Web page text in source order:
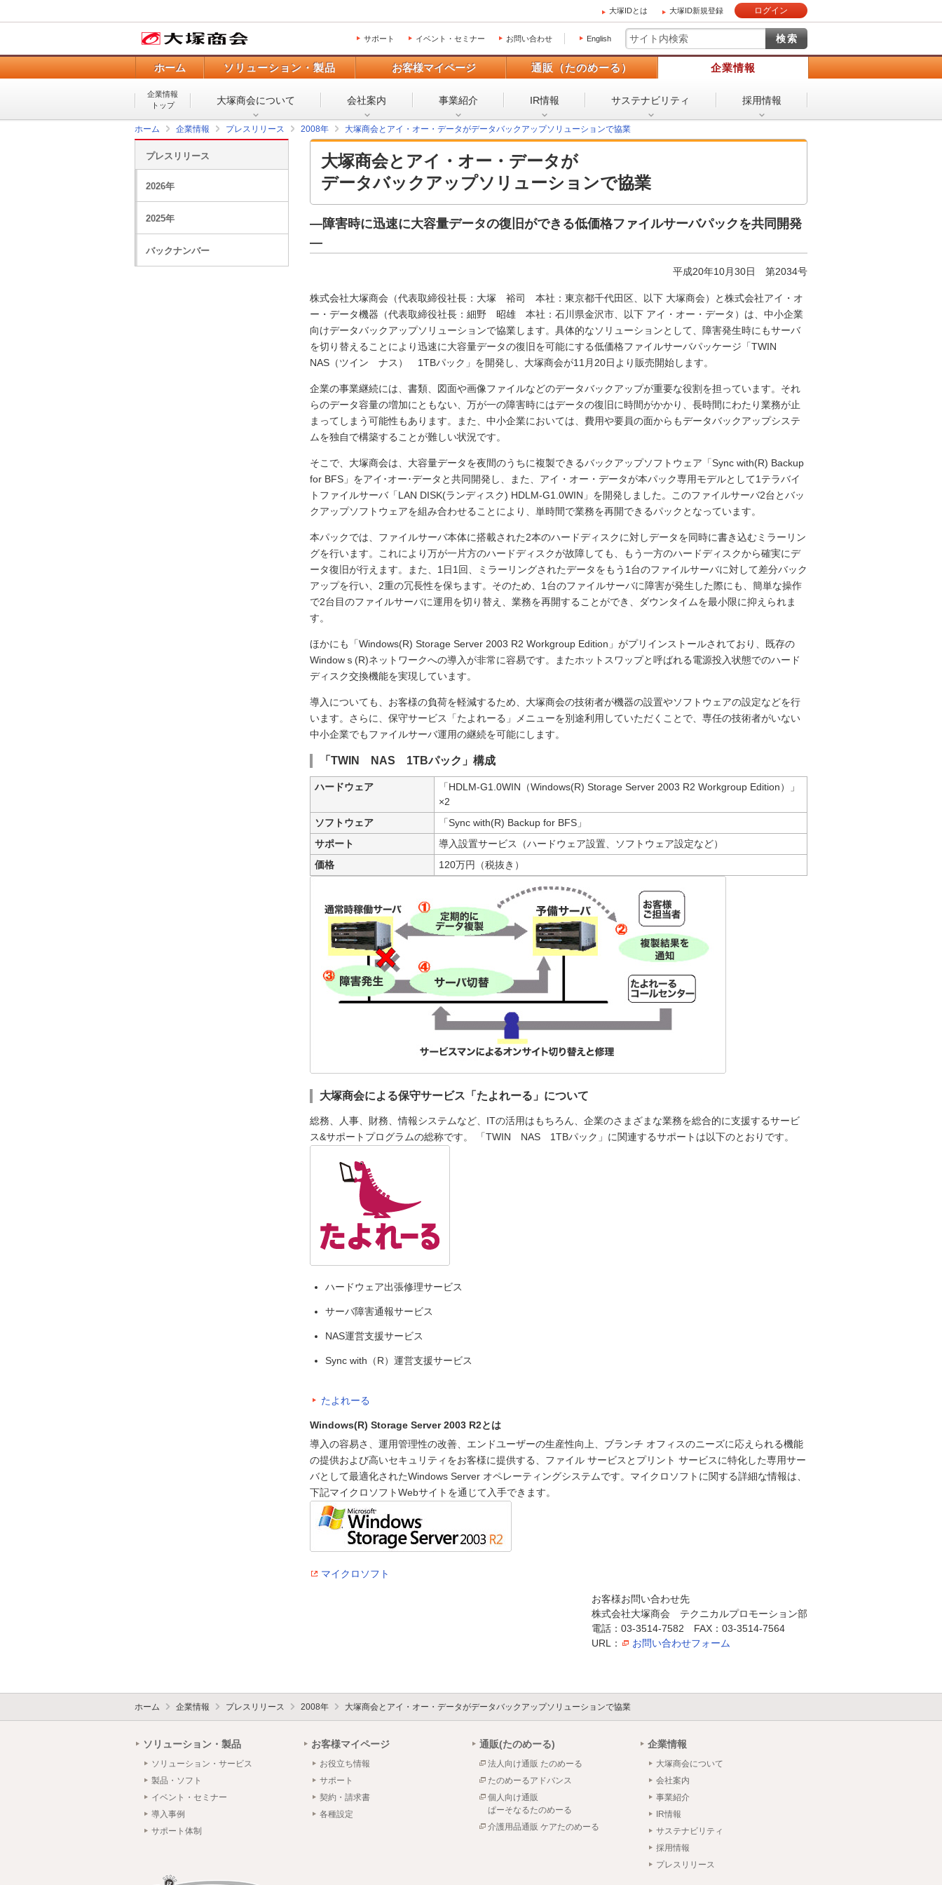
大塚IDとは 大塚ID新規登録 ログイン
サポート イベント・セミナー お問い合わせ English
ホーム ソリューション・製品 お客様マイページ 通販（たのめーる） 企業情報
企業情報
トップ
大塚商会について 会社案内 事業紹介 IR情報 サステナビリティ 採用情報
ホーム 企業情報 プレスリリース 2008年 大塚商会とアイ・オー・データがデータバックアップソリューションで協業
大塚商会とアイ・オー・データが
データバックアップソリューションで協業
―障害時に迅速に大容量データの復旧ができる低価格ファイルサーバパックを共同開発
―
平成20年10月30日 第2034号
株式会社大塚商会（代表取締役社長：大塚 裕司 本社：東京都千代田区、以下 大塚商会）と株式会社アイ・オ
ー・データ機器（代表取締役社長：細野 昭雄 本社：石川県金沢市、以下 アイ・オー・データ）は、中小企業
向けデータバックアップソリューションで協業します。具体的なソリューションとして、障害発生時にもサーバ
を切り替えることにより迅速に大容量データの復旧を可能にする低価格ファイルサーバパッケージ「TWIN
NAS（ツイン ナス） 1TBパック」を開発し、大塚商会が11月20日より販売開始します。
企業の事業継続には、書類、図面や画像ファイルなどのデータバックアップが重要な役割を担っています。それ
らのデータ容量の増加にともない、万が一の障害時にはデータの復旧に時間がかかり、長時間にわたり業務が止
まってしまう可能性もあります。また、中小企業においては、費用や要員の面からもデータバックアップシステ
ムを独自で構築することが難しい状況です。
そこで、大塚商会は、大容量データを夜間のうちに複製できるバックアップソフトウェア「Sync with(R) Backup
for BFS」をアイ･オー･データと共同開発し、また、アイ・オー・データが本パック専用モデルとして1テラバイ
トファイルサーバ「LAN DISK(ランディスク) HDLM-G1.0WIN」を開発しました。このファイルサーバ2台とバッ
クアップソフトウェアを組み合わせることにより、単時間で業務を再開できるパックとなっています。
本パックでは、ファイルサーバ本体に搭載された2本のハードディスクに対しデータを同時に書き込むミラーリン
グを行います。これにより万が一片方のハードディスクが故障しても、もう一方のハードディスクから確実にデ
ータ復旧が行えます。また、1日1回、ミラーリングされたデータをもう1台のファイルサーバに対して差分バック
アップを行い、2重の冗長性を保ちます。そのため、1台のファイルサーバに障害が発生した際にも、簡単な操作
で2台目のファイルサーバに運用を切り替え、業務を再開することができ、ダウンタイムを最小限に抑えられま
す。
ほかにも「Windows(R) Storage Server 2003 R2 Workgroup Edition」がプリインストールされており、既存の
Windowｓ(R)ネットワークへの導入が非常に容易です。またホットスワップと呼ばれる電源投入状態でのハード
ディスク交換機能を実現しています。
導入についても、お客様の負荷を軽減するため、大塚商会の技術者が機器の設置やソフトウェアの設定などを行
います。さらに、保守サービス「たよれーる」メニューを別途利用していただくことで、専任の技術者がいない
中小企業でもファイルサーバ運用の継続を可能にします。
「TWIN NAS 1TBパック」構成
ハードウェア
「HDLM-G1.0WIN（Windows(R) Storage Server 2003 R2 Workgroup Edition）」
×2
ソフトウェア
「Sync with(R) Backup for BFS」
サポート
導入設置サービス（ハードウェア設置、ソフトウェア設定など）
価格
120万円（税抜き）
大塚商会による保守サービス「たよれーる」について
総務、人事、財務、情報システムなど、ITの活用はもちろん、企業のさまざまな業務を総合的に支援するサービ
ス&サポートプログラムの総称です。 「TWIN NAS 1TBパック」に関連するサポートは以下のとおりです。
ハードウェア出張修理サービス
サーバ障害通報サービス
NAS運営支援サービス
Sync with（R）運営支援サービス
たよれーる
Windows(R) Storage Server 2003 R2とは
導入の容易さ、運用管理性の改善、エンドユーザーの生産性向上、ブランチ オフィスのニーズに応えられる機能
の提供および高いセキュリティをお客様に提供する、ファイル サービスとプリント サービスに特化した専用サー
バとして最適化されたWindows Server オペレーティングシステムです。マイクロソフトに関する詳細な情報は、
下記マイクロソフトWebサイトを通じて入手できます。
マイクロソフト
お客様お問い合わせ先
株式会社大塚商会 テクニカルプロモーション部
電話：03-3514-7582 FAX：03-3514-7564
URL：
お問い合わせフォーム
プレスリリース
2026年
2025年
バックナンバー
ホーム 企業情報 プレスリリース 2008年 大塚商会とアイ・オー・データがデータバックアップソリューションで協業
ソリューション・製品
ソリューション・サービス
製品・ソフト
イベント・セミナー
導入事例
サポート体制
お客様マイページ
お役立ち情報
サポート
契約・請求書
各種設定
通販(たのめーる)
法人向け通販 たのめーる
たのめーるアドバンス
個人向け通販
ぱーそなるたのめーる
介護用品通販 ケアたのめーる
企業情報
大塚商会について
会社案内
事業紹介
IR情報
サステナビリティ
採用情報
プレスリリース